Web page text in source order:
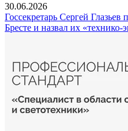
30.06.2026
Госсекретарь Сергей
Бресте и назвал их